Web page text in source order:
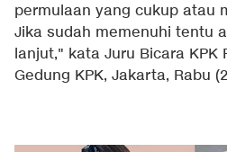
permulaan yang cukup atau
Jika sudah memenuhi tentu
lanjut," kata Juru Bicara KPK
Gedung KPK, Jakarta, Rabu